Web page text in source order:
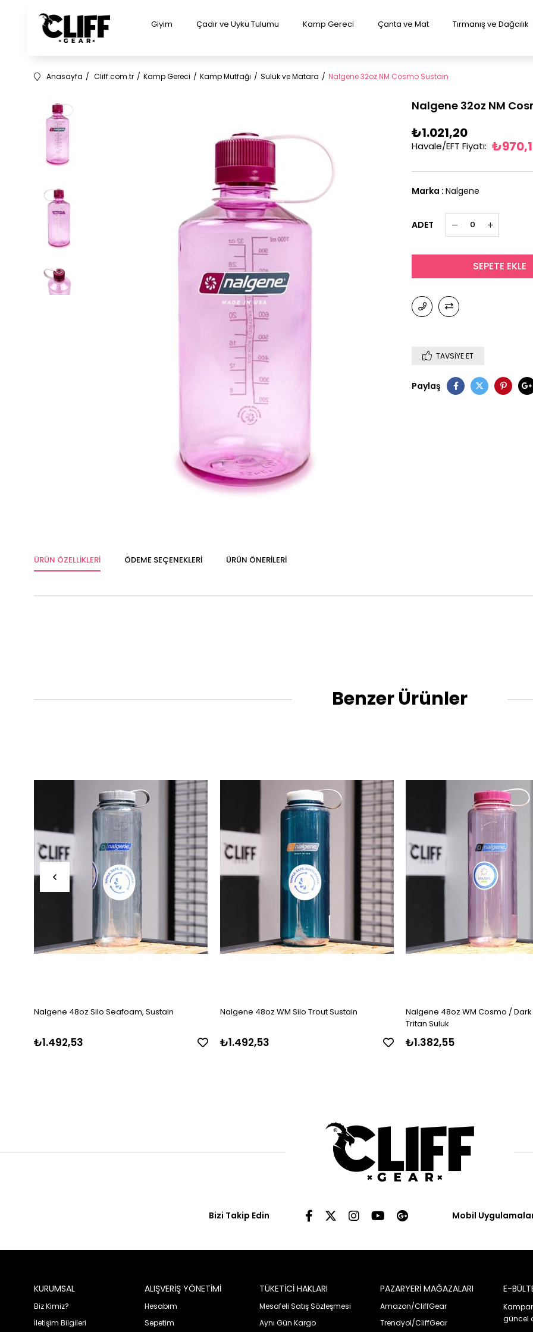
Giyim Çadır ve Uyku Tulumu Kamp Gereci Çanta ve Mat Tırmanış ve Dağcılık
Anasayfa Cliff.com.tr Kamp Gereci Kamp Mutfağı Suluk ve Matara Nalgene 32oz NM Cosmo Sustain
Nalgene 32oz NM
₺1.021,20
Havale/EFT Fiyatı:
Marka : Nalgene
ADET
TAVSIYE ET
Paylaş
ÜRÜN ÖZELLIKLERI ÖDEME SEÇENEKLERI ÜRÜN ÖNERILERI
Benzer Ürünler
Nalgene 48oz Silo Seafoam, Sustain
₺1.492,53
Nalgene 48oz WM Silo Trout Sustain
₺1.492,53
Nalgene 48oz WM Cosmo /
Tritan Suluk
₺1.382,55
Bizi Takip Edin Mobil
KURUMSAL
Biz Kimiz?
İletişim Bilgileri
ALIŞVERİŞ YÖNETİMİ
Hesabım
Sepetim
TÜKETİCİ HAKLARI
Mesafeli Satış Sözleşmesi
Aynı Gün Kargo
PAZARYERİ MAĞAZALARI
Amazon/CliffGear
Trendyol/CliffGear
E-
güncel